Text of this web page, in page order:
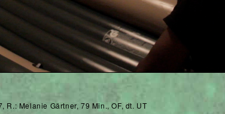
R.: Melanie Gärtner, 79 Min., OF, dt. UT